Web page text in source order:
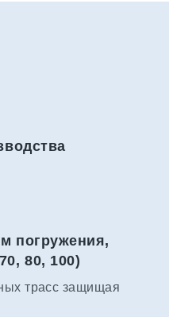
погружения,
80, 100)
трасс защищая